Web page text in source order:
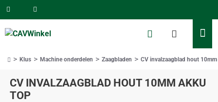
CV INVALZAAGBLAD HOUT 10MM AKKU
TOP
Klus Machine onderdelen Zaagbladen CV invalzaagblad hout